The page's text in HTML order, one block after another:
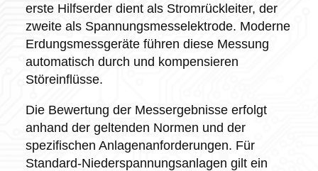
erste Hilfserder dient als Stromrückleiter, der
zweite als Spannungsmesselektrode. Moderne
Erdungsmessgeräte führen diese Messung
automatisch durch und kompensieren
Störeinflüsse.
Die Bewertung der Messergebnisse erfolgt
anhand der geltenden Normen und der
spezifischen Anlagenanforderungen. Für
Standard-Niederspannungsanlagen gilt ein